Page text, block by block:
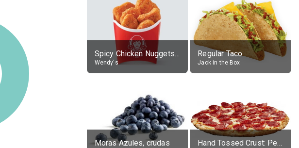
Spicy Chicken Nuggets, without sauce
Wendy's
Regular Taco
Jack in the Box
Moras Azules, crudas Hand Tossed Crust: Pepperoni Pizza (Large 14")